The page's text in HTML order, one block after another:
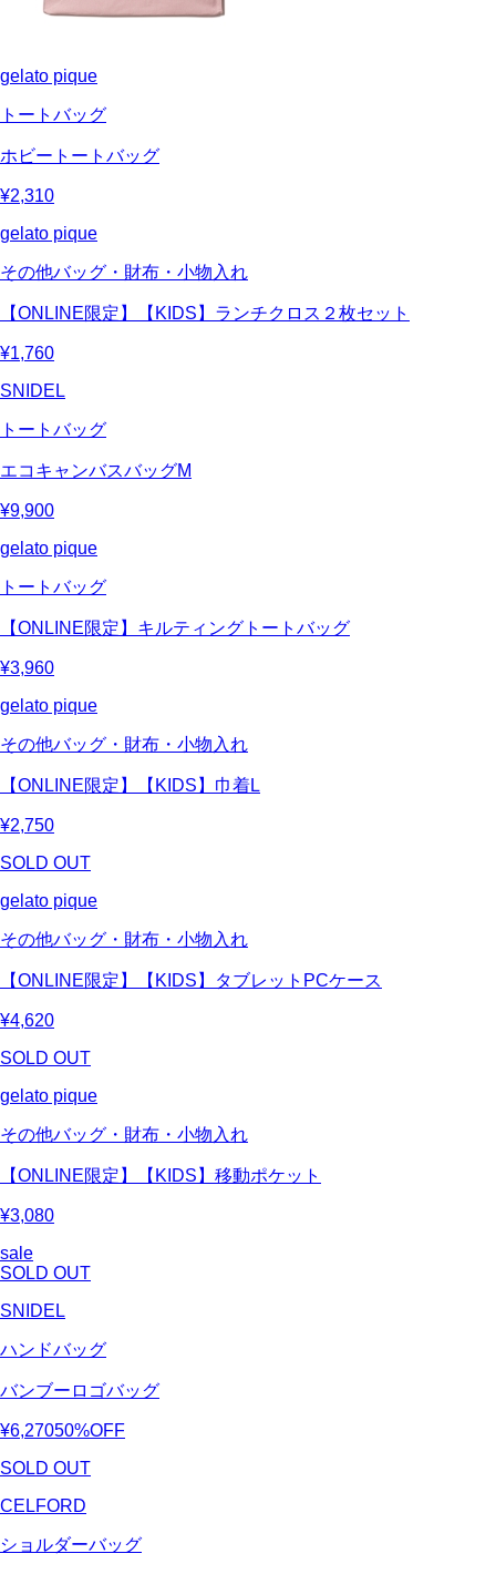
gelato pique
トートバッグ
ホビートートバッグ
¥2,310
gelato pique
その他バッグ・財布・小物入れ
【ONLINE限定】【KIDS】ランチクロス２枚セット
¥1,760
SNIDEL
トートバッグ
エコキャンバスバッグM
¥9,900
gelato pique
トートバッグ
【ONLINE限定】キルティングトートバッグ
¥3,960
gelato pique
その他バッグ・財布・小物入れ
【ONLINE限定】【KIDS】巾着L
¥2,750
SOLD OUT
gelato pique
その他バッグ・財布・小物入れ
【ONLINE限定】【KIDS】タブレットPCケース
¥4,620
SOLD OUT
gelato pique
その他バッグ・財布・小物入れ
【ONLINE限定】【KIDS】移動ポケット
¥3,080
sale
SOLD OUT
SNIDEL
ハンドバッグ
バンブーロゴバッグ
¥6,27050%OFF
SOLD OUT
CELFORD
ショルダーバッグ